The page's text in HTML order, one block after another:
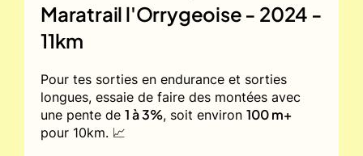
Maratrail l'Orrygeoise - 2024 -
11km
Pour tes sorties en endurance et sorties
longues, essaie de faire des montées avec
une pente de 1 à 3%, soit environ 100 m+
pour 10km. 📈